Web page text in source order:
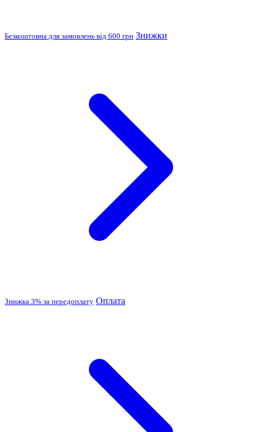
Безкоштовна для замовлень від 600 грн Знижки
Знижка 3% за передоплату Оплата